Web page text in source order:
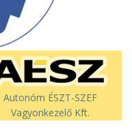
Autonóm ÉSZT-SZEF
Vagyonkezelő Kft.